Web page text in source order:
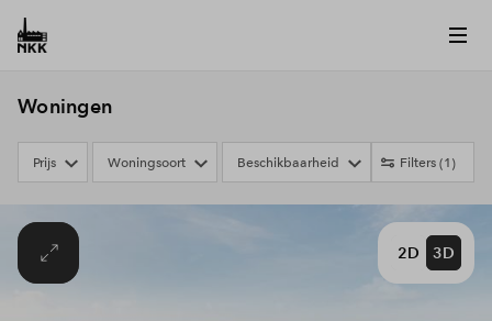
Woningen
Prijs Woningsoort Beschikbaarheid Filters (1)
2D 3D